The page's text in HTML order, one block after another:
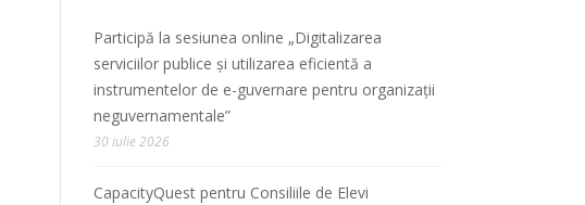
Participă la sesiunea online „Digitalizarea
serviciilor publice și utilizarea eficientă a
instrumentelor de e-guvernare pentru organizații
neguvernamentale”
30 iulie 2026
CapacityQuest pentru Consiliile de Elevi